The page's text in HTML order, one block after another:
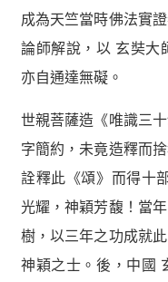
成為天竺當時佛法實
論師解說，以 玄奘大
亦自通達無礙。
世親菩薩造《唯識三
字簡約，未竟造釋而
詮釋此《頌》而得十
光耀，神穎芳馥！當
樹，以三年之功成就
神穎之士。後，中國